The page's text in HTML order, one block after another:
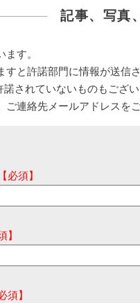
記事、写真
す。
すと許諾部門に情報が送信
諾されていないものもござ
ご連絡先メールアドレスを
【必須】
】
須】